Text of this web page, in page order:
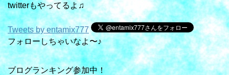
twitterもやってるよ♫
Tweets by entamix777
フォローしちゃいなよ〜♪
ブログランキング参加中！